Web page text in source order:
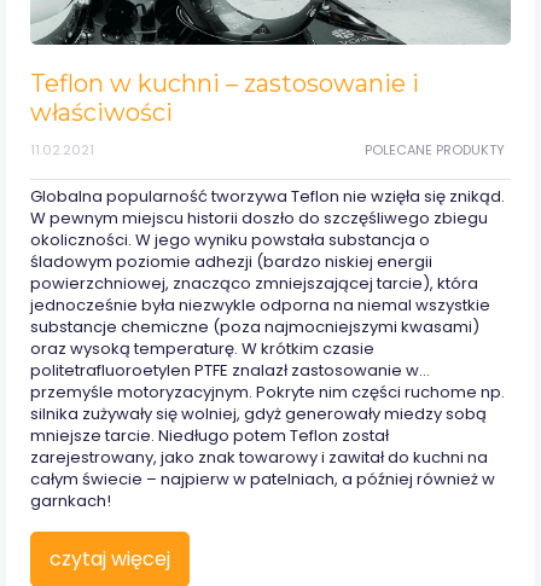
Teflon w kuchni – zastosowanie i
właściwości
POLECANE PRODUKTY
11.02.2021
Globalna popularność tworzywa Teflon nie wzięła się znikąd.
W pewnym miejscu historii doszło do szczęśliwego zbiegu
okoliczności. W jego wyniku powstała substancja o
śladowym poziomie adhezji (bardzo niskiej energii
powierzchniowej, znacząco zmniejszającej tarcie), która
jednocześnie była niezwykle odporna na niemal wszystkie
substancje chemiczne (poza najmocniejszymi kwasami)
oraz wysoką temperaturę. W krótkim czasie
politetrafluoroetylen PTFE znalazł zastosowanie w…
przemyśle motoryzacyjnym. Pokryte nim części ruchome np.
silnika zużywały się wolniej, gdyż generowały miedzy sobą
mniejsze tarcie. Niedługo potem Teflon został
zarejestrowany, jako znak towarowy i zawitał do kuchni na
całym świecie – najpierw w patelniach, a później również w
garnkach!
czytaj więcej